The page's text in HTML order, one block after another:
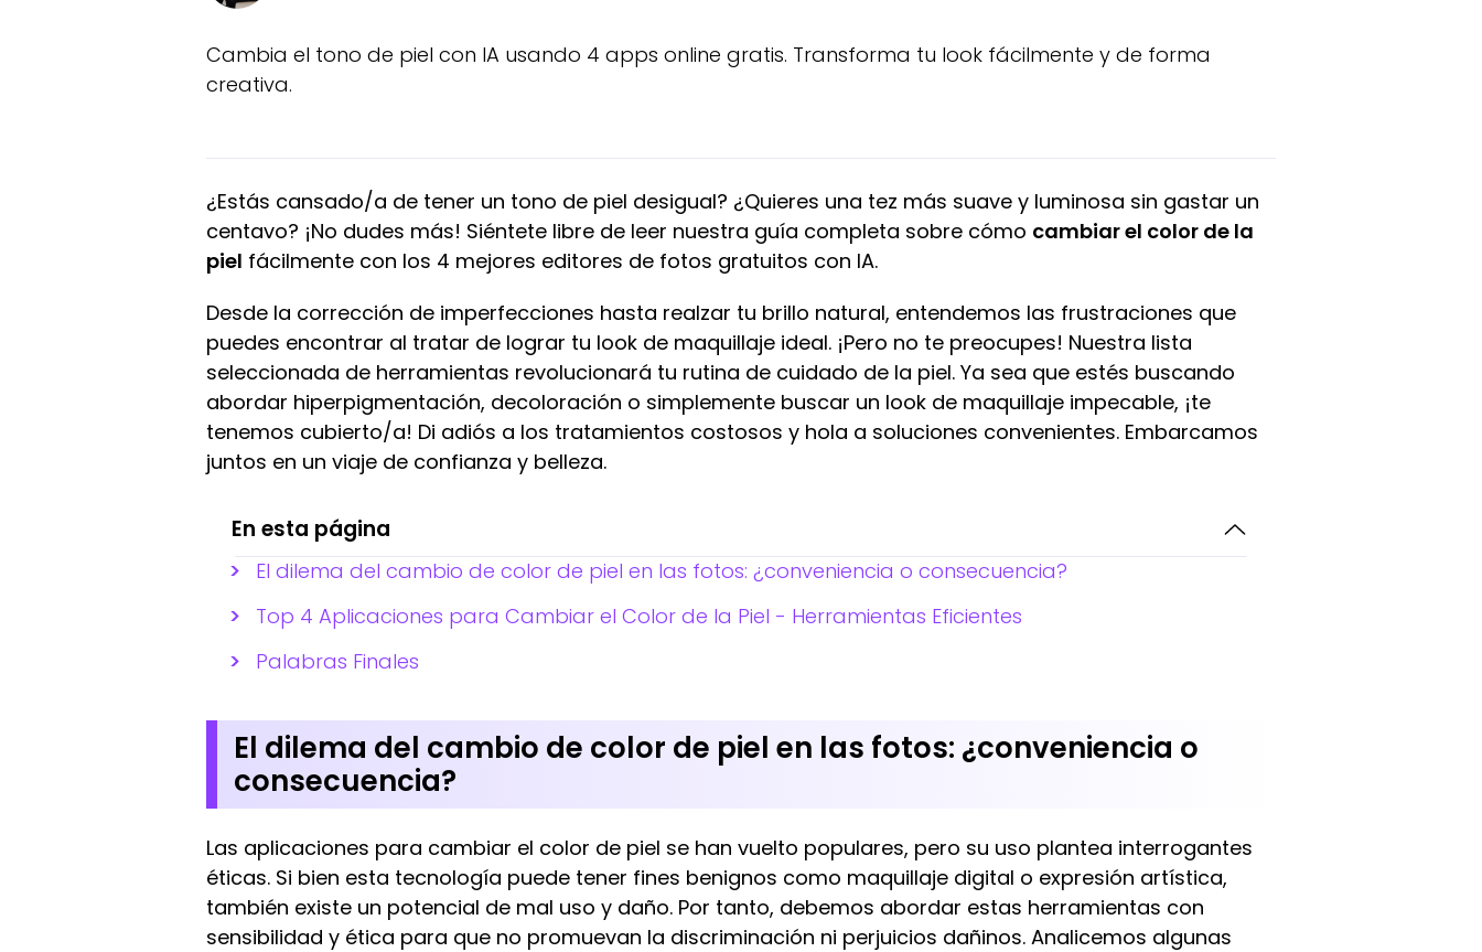
Cambia el tono de piel con IA usando 4 apps online gratis. Transforma tu look fácilmente y de forma
creativa.
¿Estás cansado/a de tener un tono de piel desigual? ¿Quieres una tez más suave y luminosa sin gastar un
centavo? ¡No dudes más! Siéntete libre de leer nuestra guía completa sobre cómo cambiar el color de la
piel fácilmente con los 4 mejores editores de fotos gratuitos con IA.
Desde la corrección de imperfecciones hasta realzar tu brillo natural, entendemos las frustraciones que
puedes encontrar al tratar de lograr tu look de maquillaje ideal. ¡Pero no te preocupes! Nuestra lista
seleccionada de herramientas revolucionará tu rutina de cuidado de la piel. Ya sea que estés buscando
abordar hiperpigmentación, decoloración o simplemente buscar un look de maquillaje impecable, ¡te
tenemos cubierto/a! Di adiós a los tratamientos costosos y hola a soluciones convenientes. Embarcamos
juntos en un viaje de confianza y belleza.
En esta página
El dilema del cambio de color de piel en las fotos: ¿conveniencia o consecuencia?
Top 4 Aplicaciones para Cambiar el Color de la Piel - Herramientas Eficientes
Palabras Finales
El dilema del cambio de color de piel en las fotos: ¿conveniencia o
consecuencia?
Las aplicaciones para cambiar el color de piel se han vuelto populares, pero su uso plantea interrogantes
éticas. Si bien esta tecnología puede tener fines benignos como maquillaje digital o expresión artística,
también existe un potencial de mal uso y daño. Por tanto, debemos abordar estas herramientas con
sensibilidad y ética para que no promuevan la discriminación ni perjuicios dañinos. Analicemos algunas